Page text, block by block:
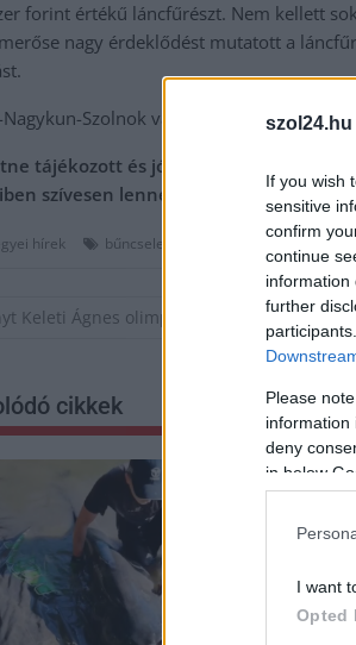
szol24.hu
If you wish
sensitive
confirm
continue
information
further
Please
information
deny
in below
I want
Opted
forint értékű láncfűrészt. Nem kellett
nagy érdeklődést mutatott a
Nagykun-Szolnok vármegyei rendőrség Fb
tájékozott és jól értesült lenni, de
szívesen lenne a támogatónk,
hírek bűncselekmény Fegyvernek,ittas
Keleti Ágnes olimpiai bajnok tornász
cikkek